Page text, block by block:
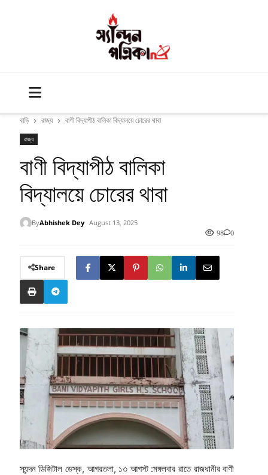
বাড়ি রাজ্য বাণী বিদ্যাপীঠ বালিকা বিদ্যালয়ে চোরের থাবা
রাজ্য
বাণী বিদ্যাপীঠ বালিকা
বিদ্যালয়ে চোরের থাবা
ByAbhishek Dey August 13, 2025
98
0
Share
স্যন্দন ডিজিটাল ডেস্ক, আগরতলা, ১৩ আগস্ট :মঙ্গলবার রাতে রাজধানীর বাণী